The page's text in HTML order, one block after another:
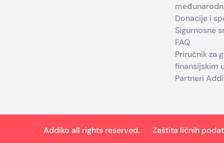
Donacije i
Sigurnosne
FAQ
Priručnik za
finansijskim
Partneri
Addiko all rights reserved. Zaštita ličnih